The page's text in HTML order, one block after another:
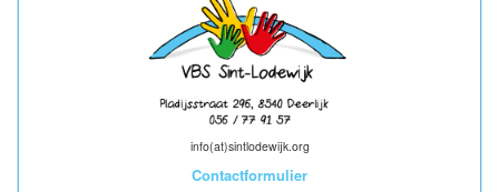
info(at)sintlodewijk.org
Contactformulier